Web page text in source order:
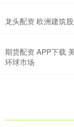
龙头配资 欧洲建筑
期货配资 APP下载
环球市场